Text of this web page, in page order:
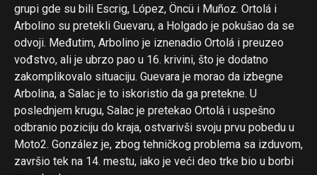
grupi gde su bili Escrig, López, Öncü i Muñoz. Ortolá i
Arbolino su pretekli Guevaru, a Holgado je pokušao da se
odvoji. Međutim, Arbolino je iznenadio Ortolá i preuzeo
vođstvo, ali je ubrzo pao u 16. krivini, što je dodatno
zakomplikovalo situaciju. Guevara je morao da izbegne
Arbolina, a Salac je to iskoristio da ga pretekne. U
poslednjem krugu, Salac je pretekao Ortolá i uspešno
odbranio poziciju do kraja, ostvarivši svoju prvu pobedu u
Moto2. González je, zbog tehničkog problema sa izduvom,
završio tek na 14. mestu, iako je veći deo trke bio u borbi